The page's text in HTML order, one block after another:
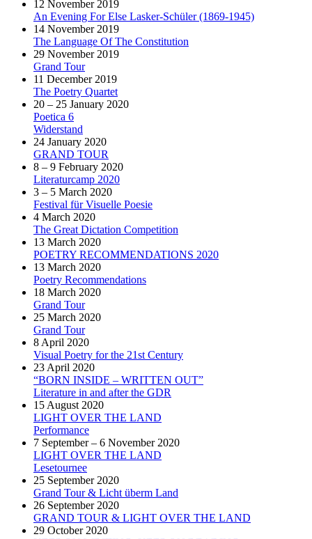
12 November 2019
An Evening For Else Lasker-Schüler (1869-1945)
14 November 2019
The Language Of The Constitution
29 November 2019
Grand Tour
11 December 2019
The Poetry Quartet
20 – 25 January 2020
Poetica 6
Widerstand
24 January 2020
GRAND TOUR
8 – 9 February 2020
Literaturcamp 2020
3 – 5 March 2020
Festival für Visuelle Poesie
4 March 2020
The Great Dictation Competition
13 March 2020
POETRY RECOMMENDATIONS 2020
13 March 2020
Poetry Recommendations
18 March 2020
Grand Tour
25 March 2020
Grand Tour
8 April 2020
Visual Poetry for the 21st Century
23 April 2020
“BORN INSIDE – WRITTEN OUT”
Literature in and after the GDR
15 August 2020
LIGHT OVER THE LAND
Performance
7 September – 6 November 2020
LIGHT OVER THE LAND
Lesetournee
25 September 2020
Grand Tour & Licht überm Land
26 September 2020
GRAND TOUR & LIGHT OVER THE LAND
29 October 2020